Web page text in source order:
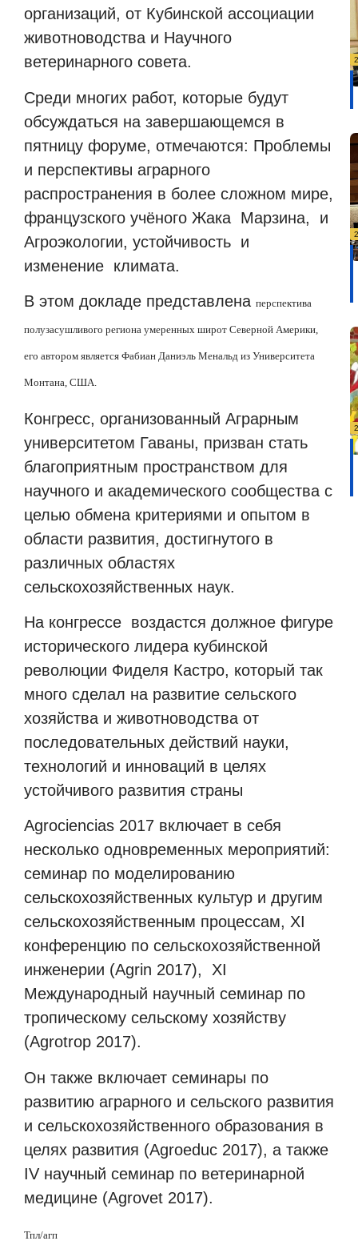
организаций, от Кубинской ассоциации
животноводства и Научного
ветеринарного совета.
Среди многих работ, которые будут
обсуждаться на завершающемся в
пятницу форуме, отмечаются: Проблемы
и перспективы аграрного
распространения в более сложном мире,
французского учёного Жака Марзина,
и
Агроэкологии, устойчивость и
изменение климата.
В этом докладе представлена перспектива
полузасушливого региона умеренных широт Северной Америки,
его автором является Фабиан Даниэль Менальд из Университета
Монтана, США.
Конгресс, организованный Аграрным
университетом Гаваны, призван стать
благоприятным пространством для
научного и академического сообщества с
целью обмена критериями и опытом в
области развития, достигнутого в
различных областях
сельскохозяйственных наук.
На конгрессе воздастся должное фигуре
исторического лидера кубинской
революции Фиделя Кастро, который так
много сделал на развитие сельского
хозяйства и животноводства от
последовательных действий науки,
технологий и инноваций в целях
устойчивого развития страны
Agrociencias 2017 включает в себя
несколько одновременных мероприятий:
семинар по моделированию
сельскохозяйственных культур и другим
сельскохозяйственным процессам, XI
конференцию по сельскохозяйственной
инженерии (Agrin 2017),
XI
Международный научный семинар по
тропическому сельскому хозяйству
(Agrotrop 2017).
Он также включает семинары по
развитию аграрного и сельского развития
и сельскохозяйственного образования в
целях развития (Agroeduc 2017), а также
IV научный семинар по ветеринарной
медицине (Agrovet 2017).
Тпл/агп